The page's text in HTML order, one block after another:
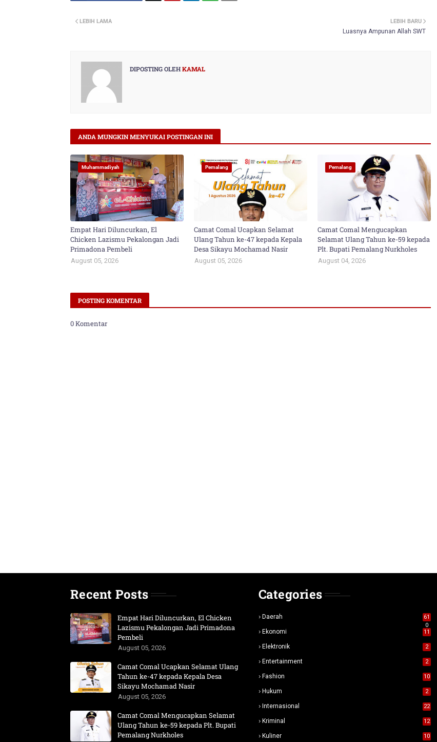
LEBIH BARU
Luasnya Ampunan Allah SWT
LEBIH LAMA
DIPOSTING OLEHKAMAL
ANDA MUNGKIN MENYUKAI POSTINGAN INI
Muhammadiyah
Empat Hari Diluncurkan, El
Chicken Lazismu Pekalongan Jadi
Primadona Pembeli
August 05, 2026
Pemalang
Camat Comal Ucapkan Selamat
Ulang Tahun ke-47 kepada Kepala
Desa Sikayu Mochamad Nasir
August 05, 2026
Pemalang
Camat Comal Mengucapkan
Selamat Ulang Tahun ke-59 kepada
Plt. Bupati Pemalang Nurkholes
August 04, 2026
POSTING KOMENTAR
0 Komentar
Recent Posts
Empat Hari Diluncurkan, El Chicken
Lazismu Pekalongan Jadi Primadona
Pembeli
August 05, 2026
Camat Comal Ucapkan Selamat Ulang
Tahun ke-47 kepada Kepala Desa
Sikayu Mochamad Nasir
August 05, 2026
Camat Comal Mengucapkan Selamat
Ulang Tahun ke-59 kepada Plt. Bupati
Pemalang Nurkholes
Categories
Daerah
61
0
Ekonomi 11
Elektronik 2
Entertainment 2
Fashion 10
Hukum 2
Internasional 22
Kriminal 12
Kuliner 10